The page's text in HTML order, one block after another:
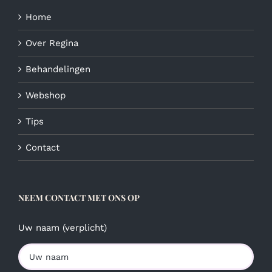
Home
Over Regina
Behandelingen
Webshop
Tips
Contact
NEEM CONTACT MET ONS OP
Uw naam (verplicht)